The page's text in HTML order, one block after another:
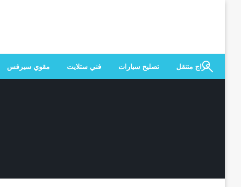
كراج متنقل
تصليح سيارات فني ستلايت مقوي سيرفس